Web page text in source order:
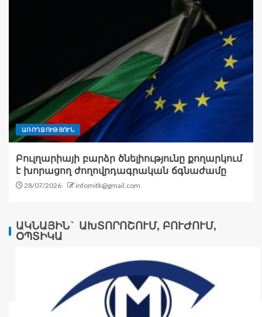
ԱՌՈՂՋՈՒԹՅՈՒՆ
Բուլղարիայի բարձր ծնելիությունը քողարկում
է խորացող ժողովրդագրական ճգնաժամը
28/07/2026 infomitk@gmail.com
ԱԿՆԱՅԻՆ` ԱԽՏՈՐՈՇՈՒՄ, ԲՈՒԺՈՒՄ,
ՕՊՏԻԿԱ